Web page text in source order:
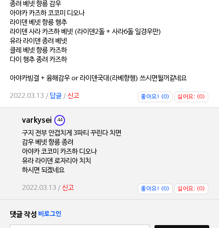
종려 베넷 향릉 감우
아야카 카즈하 코코미 디오나
라이덴 베넷 향릉 행추
라이덴 사라 카즈하 베넷 (라이덴2돌 + 사라6돌 일경우만)
유라 라이덴 종려 베넷
클레 베넷 향릉 카즈하
다이 행추 종려 카즈하
아야카빙결 + 융해감우 or 라이덴국대(라베향행) 쓰시면될꺼같네요
2022.03.13 / 답글/ 신고 좋아요! (0) 싫어요; (0)
varkysei 44
구지 전부 안겹치게 3파티 꾸린다 치면
감우 베넷 향릉 종려
아야카 코코미 카즈하 디오나
유라 라이덴 로자리아 치치
하시면 되겠네요
2022.03.13 / 신고 좋아요! (0) 싫어요; (0)
댓글 작성 비로그인